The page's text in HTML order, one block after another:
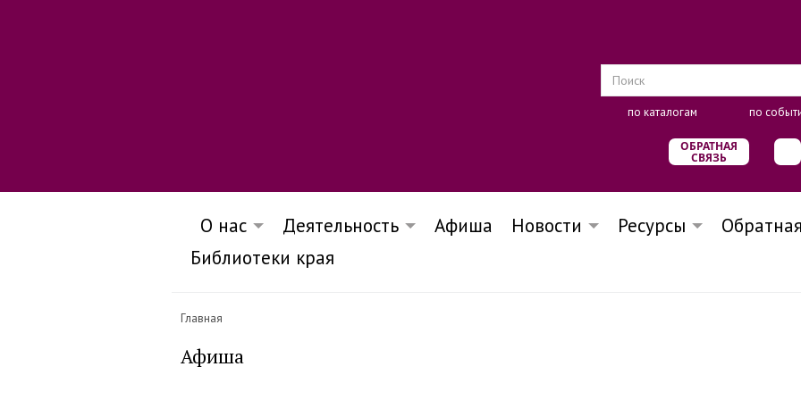
по каталогам по
ОБРАТНАЯ
СВЯЗЬ
О нас Деятельность Афиша Новости Ресурсы
Библиотеки края
Главная
Афиша